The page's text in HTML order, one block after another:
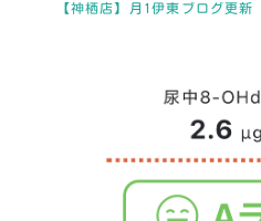
【神栖店】月1伊東ブログ更新